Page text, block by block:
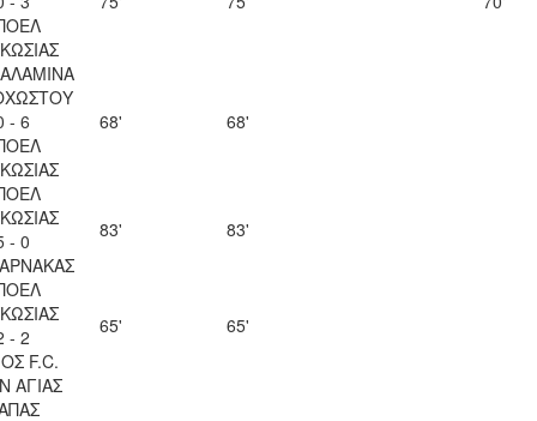
- 6
68' 68'
- 0
83' 83'
- 2
F.C.
65' 65'
ΑΓΙΑΣ